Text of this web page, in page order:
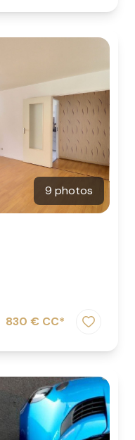
9 photos
830 € CC*